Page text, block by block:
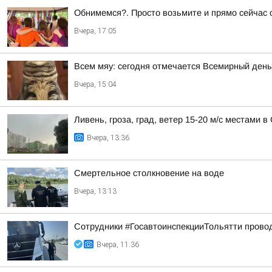
Обнимемся?. Просто возьмите и прямо сейчас
Вчера, 17:05
Всем мяу: сегодня отмечается Всемирный
Вчера, 15:04
Ливень, гроза, град, ветер 15-20 м/с местами
Вчера, 13:36
Смертельное столкновение на воде
Вчера, 13:13
Сотрудники #ГосавтоинспекцииТольятти
Вчера, 11:36